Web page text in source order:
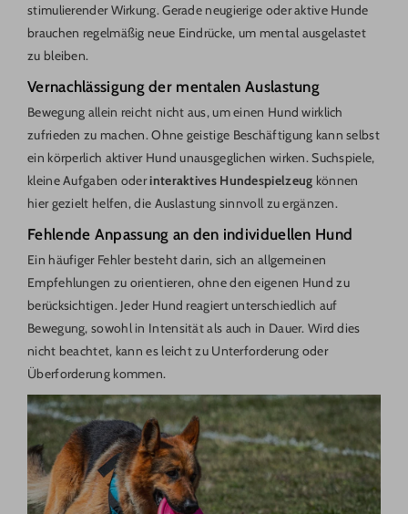
stimulierender Wirkung. Gerade neugierige oder aktive Hunde
brauchen regelmäßig neue Eindrücke, um mental ausgelastet
zu bleiben.
Vernachlässigung der mentalen Auslastung
Bewegung allein reicht nicht aus, um einen Hund wirklich
zufrieden zu machen. Ohne geistige Beschäftigung kann selbst
ein körperlich aktiver Hund unausgeglichen wirken. Suchspiele,
kleine Aufgaben oderinteraktives Hundespielzeug können
hier gezielt helfen, die Auslastung sinnvoll zu ergänzen.
Fehlende Anpassung an den individuellen Hund
Ein häufiger Fehler besteht darin, sich an allgemeinen
Empfehlungen zu orientieren, ohne den eigenen Hund zu
berücksichtigen. Jeder Hund reagiert unterschiedlich auf
Bewegung, sowohl in Intensität als auch in Dauer. Wird dies
nicht beachtet, kann es leicht zu Unterforderung oder
Überforderung kommen.